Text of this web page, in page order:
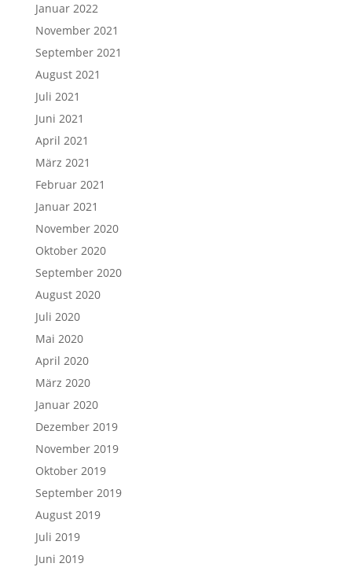
Januar 2022
November 2021
September 2021
August 2021
Juli 2021
Juni 2021
April 2021
März 2021
Februar 2021
Januar 2021
November 2020
Oktober 2020
September 2020
August 2020
Juli 2020
Mai 2020
April 2020
März 2020
Januar 2020
Dezember 2019
November 2019
Oktober 2019
September 2019
August 2019
Juli 2019
Juni 2019